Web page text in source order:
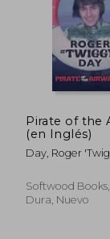
Pirate of the
(en Inglés)
Day, Roger
Softwood
Dura, Nuevo